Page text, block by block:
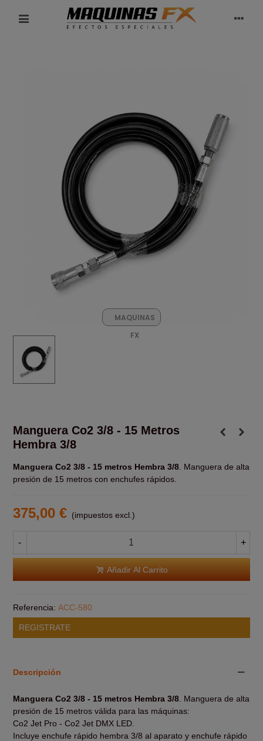
MAQUINAS
FX
Manguera Co2 3/8 - 15 Metros
Hembra 3/8
Manguera Co2 3/8 - 15 metros Hembra 3/8. Manguera de alta
presión de 15 metros con enchufes rápidos.
375,00 € (impuestos excl.)
- +
Añadir Al Carrito
Referencia: ACC-580
REGISTRATE
Descripción
Manguera Co2 3/8 - 15 metros Hembra 3/8. Manguera de alta
presión de 15 metros válida para las máquinas:
Co2 Jet Pro - Co2 Jet DMX LED.
Incluye enchufe rápido hembra 3/8 al aparato y enchufe rápido